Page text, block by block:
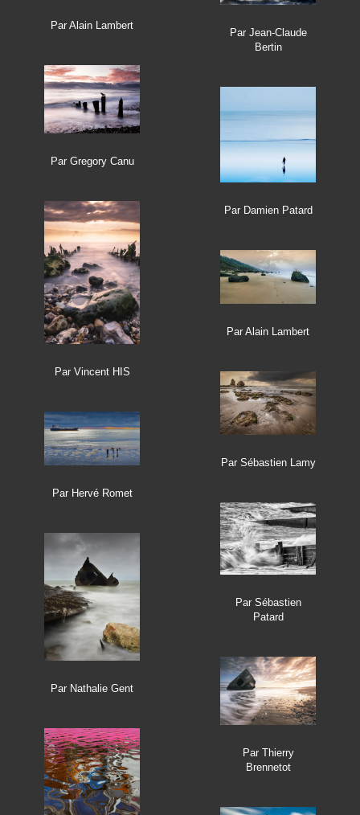
Par Alain Lambert
Par Gregory Canu
Par Vincent HIS
Par Hervé Romet
Par Nathalie Gent
Par Jean-Claude
Bertin
Par Damien Patard
Par Alain Lambert
Par Sébastien Lamy
Par Sébastien
Patard
Par Thierry
Brennetot